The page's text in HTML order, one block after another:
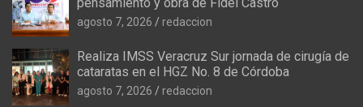
agosto 7, 2026 redaccion
Realiza IMSS Veracruz Sur jornada de cirugía de
cataratas en el HGZ No. 8 de Córdoba
agosto 7, 2026 redaccion